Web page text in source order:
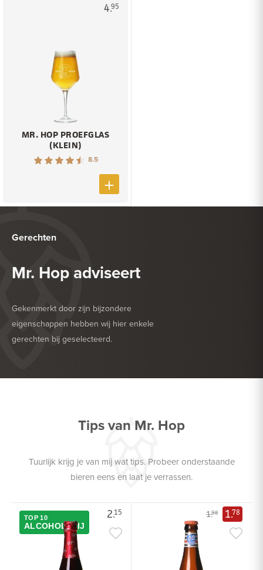
4.95
MR. HOP PROEFGLAS
(KLEIN)
8.5
Gerechten
Mr. Hop adviseert
Gekenmerkt door zijn bijzondere
eigenschappen hebben wij hier enkele
gerechten bij geselecteerd.
HEERLIJK BIJ
Tips van Mr. Hop
Tuurlijk krijg je van mij wat tips. Probeer onderstaande
bieren eens en laat je verrassen.
2.15
TOP 10
ALCOHOLVRIJ
1.98 1.78